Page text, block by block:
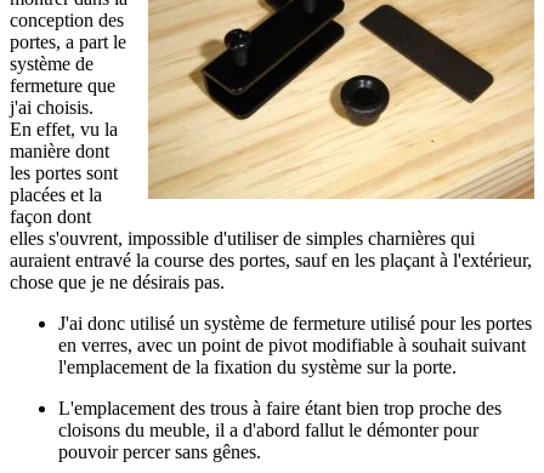
conception des
portes, a part le
système de
fermeture que
j'ai choisis.
En effet, vu la
manière dont
les portes sont
placées et la
façon dont
elles s'ouvrent, impossible d'utiliser de simples charnières qui
auraient entravé la course des portes, sauf en les plaçant à l'extérieur,
chose que je ne désirais pas.
J'ai donc utilisé un système de fermeture utilisé pour les portes
en verres, avec un point de pivot modifiable à souhait suivant
l'emplacement de la fixation du système sur la porte.
L'emplacement des trous à faire étant bien trop proche des
cloisons du meuble, il a d'abord fallut le démonter pour
pouvoir percer sans gênes.